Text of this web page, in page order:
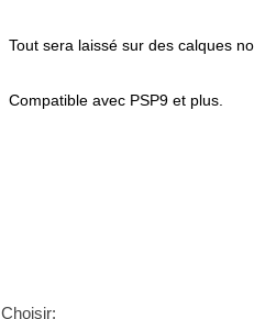
Tout sera laissé sur des calques
Compatible avec PSP9 et plus.
Choisir: